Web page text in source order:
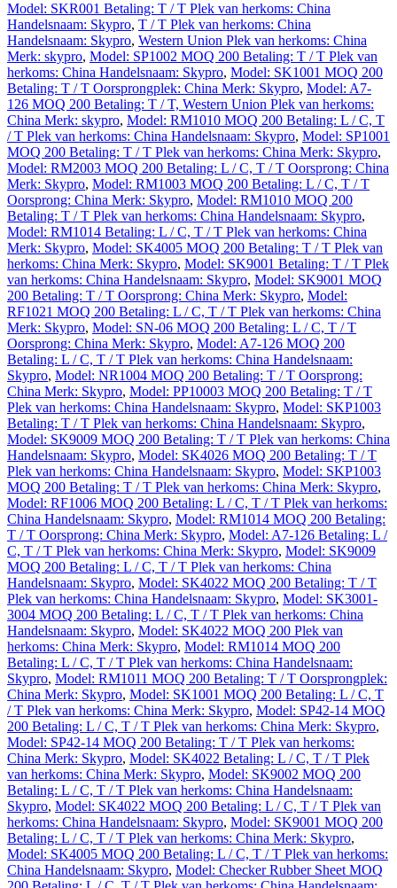
Model: SKR001 Betaling: T / T Plek van herkoms: China
Handelsnaam: Skypro, T / T Plek van herkoms: China
Handelsnaam: Skypro, Western Union Plek van herkoms: China
Merk: skypro, Model: SP1002 MOQ 200 Betaling: T / T Plek van
herkoms: China Handelsnaam: Skypro, Model: SK1001 MOQ 200
Betaling: T / T Oorsprongplek: China Merk: Skypro, Model: A7-
126 MOQ 200 Betaling: T / T, Western Union Plek van herkoms:
China Merk: skypro, Model: RM1010 MOQ 200 Betaling: L / C, T
/ T Plek van herkoms: China Handelsnaam: Skypro, Model: SP1001
MOQ 200 Betaling: T / T Plek van herkoms: China Merk: Skypro,
Model: RM2003 MOQ 200 Betaling: L / C, T / T Oorsprong: China
Merk: Skypro, Model: RM1003 MOQ 200 Betaling: L / C, T / T
Oorsprong: China Merk: Skypro, Model: RM1010 MOQ 200
Betaling: T / T Plek van herkoms: China Handelsnaam: Skypro,
Model: RM1014 Betaling: L / C, T / T Plek van herkoms: China
Merk: Skypro, Model: SK4005 MOQ 200 Betaling: T / T Plek van
herkoms: China Merk: Skypro, Model: SK9001 Betaling: T / T Plek
van herkoms: China Handelsnaam: Skypro, Model: SK9001 MOQ
200 Betaling: T / T Oorsprong: China Merk: Skypro, Model:
RF1021 MOQ 200 Betaling: L / C, T / T Plek van herkoms: China
Merk: Skypro, Model: SN-06 MOQ 200 Betaling: L / C, T / T
Oorsprong: China Merk: Skypro, Model: A7-126 MOQ 200
Betaling: L / C, T / T Plek van herkoms: China Handelsnaam:
Skypro, Model: NR1004 MOQ 200 Betaling: T / T Oorsprong:
China Merk: Skypro, Model: PP10003 MOQ 200 Betaling: T / T
Plek van herkoms: China Handelsnaam: Skypro, Model: SKP1003
Betaling: T / T Plek van herkoms: China Handelsnaam: Skypro,
Model: SK9009 MOQ 200 Betaling: T / T Plek van herkoms: China
Handelsnaam: Skypro, Model: SK4026 MOQ 200 Betaling: T / T
Plek van herkoms: China Handelsnaam: Skypro, Model: SKP1003
MOQ 200 Betaling: T / T Plek van herkoms: China Merk: Skypro,
Model: RF1006 MOQ 200 Betaling: L / C, T / T Plek van herkoms:
China Handelsnaam: Skypro, Model: RM1014 MOQ 200 Betaling:
T / T Oorsprong: China Merk: Skypro, Model: A7-126 Betaling: L /
C, T / T Plek van herkoms: China Merk: Skypro, Model: SK9009
MOQ 200 Betaling: L / C, T / T Plek van herkoms: China
Handelsnaam: Skypro, Model: SK4022 MOQ 200 Betaling: T / T
Plek van herkoms: China Handelsnaam: Skypro, Model: SK3001-
3004 MOQ 200 Betaling: L / C, T / T Plek van herkoms: China
Handelsnaam: Skypro, Model: SK4022 MOQ 200 Plek van
herkoms: China Merk: Skypro, Model: RM1014 MOQ 200
Betaling: L / C, T / T Plek van herkoms: China Handelsnaam:
Skypro, Model: RM1011 MOQ 200 Betaling: T / T Oorsprongplek:
China Merk: Skypro, Model: SK1001 MOQ 200 Betaling: L / C, T
/ T Plek van herkoms: China Merk: Skypro, Model: SP42-14 MOQ
200 Betaling: L / C, T / T Plek van herkoms: China Merk: Skypro,
Model: SP42-14 MOQ 200 Betaling: T / T Plek van herkoms:
China Merk: Skypro, Model: SK4022 Betaling: L / C, T / T Plek
van herkoms: China Merk: Skypro, Model: SK9002 MOQ 200
Betaling: L / C, T / T Plek van herkoms: China Handelsnaam:
Skypro, Model: SK4022 MOQ 200 Betaling: L / C, T / T Plek van
herkoms: China Handelsnaam: Skypro, Model: SK9001 MOQ 200
Betaling: L / C, T / T Plek van herkoms: China Merk: Skypro,
Model: SK4005 MOQ 200 Betaling: L / C, T / T Plek van herkoms:
China Handelsnaam: Skypro, Model: Checker Rubber Sheet MOQ